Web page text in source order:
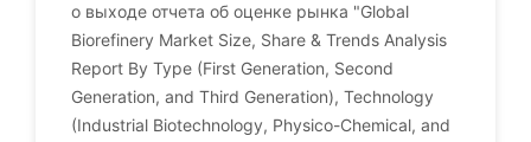
о выходе отчета об оценке рынка "Global
Biorefinery Market Size, Share & Trends Analysis
Report By Type (First Generation, Second
Generation, and Third Generation), Technology
(Industrial Biotechnology, Physico-Chemical, and